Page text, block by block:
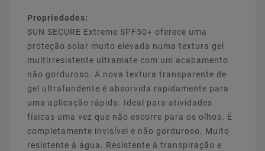
Propriedades:
SUN SECURE Extreme SPF50+ oferece uma
proteção solar muito elevada numa textura gel
multirresistente ultramate com um acabamento
não gorduroso. A nova textura transparente de
gel ultrafundente é absorvida rapidamente para
uma aplicação rápida. Ideal para atividades
físicas uma vez que não escorre para os olhos. É
completamente invisível e não gorduroso. Muito
resistente à água. Resistente à transpiração e